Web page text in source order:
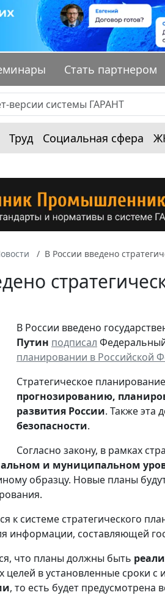
Стать партнером
Труд Социальная сфера
В России введено
В России введено
Путин подписал
планировании в Российской
Стратегическое
прогнозированию,
развития России. Также эта
безопасности.
Согласно закону, в рамках
и муниципальном
образцу. Новые планы
к системе стратегического
информации, составляющей
что планы должны быть
целей в установленные сроки
, то есть будет предусмотрена